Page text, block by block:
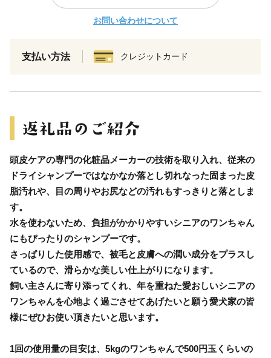
お問い合わせについて
支払い方法 クレジットカード
頭皮ケアの専門の化粧品メーカーの技術を取り入れ、従来の
ドライシャンプーではなかなか落とし切れなった固まった皮
脂汚れや、目の周りやお尻などの汚れもすっきりと落としま
す。
水を使わないため、負担がかかりやすいシニアのワンちゃん
にもぴったりのシャンプーです。
さっぱりした使用感で、被毛と皮膚への潤い成分をプラスし
ているので、滑らかな美しい仕上がりになります。
飼い主さんに寄り添ってくれ、年を重ねた愛おしいシニアの
ワンちゃんを心地よく過ごさせてあげたいと願う愛犬家の皆
様にぜひお使い頂きたいと思います。
1回の使用量の目安は、5kgのワンちゃんで500円玉くらいの